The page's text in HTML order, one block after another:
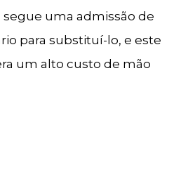
uma admissão de
para substituí-lo, e este
um alto custo de mão